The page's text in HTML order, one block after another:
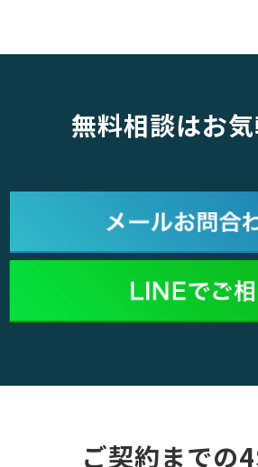
無料相談はお気
ご契約までの